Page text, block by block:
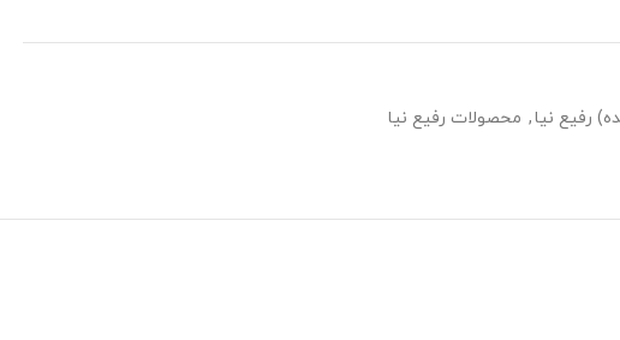
رفیع نیا, محصولات رفیع نیا